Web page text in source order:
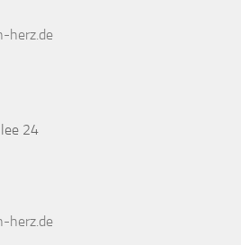
herz.de
24
herz.de